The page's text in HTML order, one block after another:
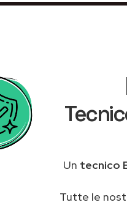
Un tecnico
Tutte le